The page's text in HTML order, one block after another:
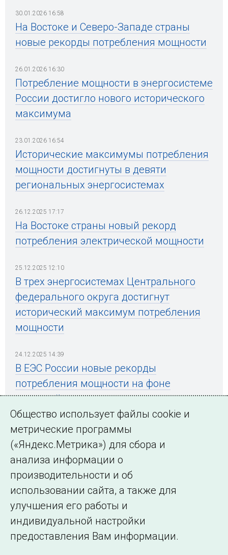
30.01.2026 16:58
На Востоке и Северо-Западе страны
новые рекорды потребления мощности
26.01.2026 16:30
Потребление мощности в энергосистеме
России достигло нового исторического
максимума
23.01.2026 16:54
Исторические максимумы потребления
мощности достигнуты в девяти
региональных энергосистемах
26.12.2025 17:17
На Востоке страны новый рекорд
потребления электрической мощности
25.12.2025 12:10
В трех энергосистемах Центрального
федерального округа достигнут
исторический максимум потребления
мощности
24.12.2025 14:39
В ЕЭС России новые рекорды
потребления мощности на фоне
холодной погоды
← Все публикации
Подписаться на новости
©2005–2026 АО «СО ЕЭС»
Филиалы и
представительства
Общество использует файлы cookie и
метрические программы
(«Яндекс.Метрика») для сбора и
анализа информации о
производительности и об
использовании сайта, а также для
улучшения его работы и
индивидуальной настройки
предоставления Вам информации.